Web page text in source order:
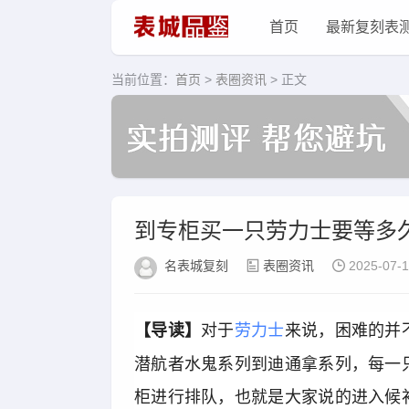
首页 最新复刻表
当前位置： 首页 > 表圈资讯 > 正文
到专柜买一只劳力士要等多
名表城复刻 表圈资讯 2025-07-
【导读】 对于劳力士来说，困难的
潜航者水鬼系列到迪通拿系列，每
柜进行排队，也就是大家说的进入